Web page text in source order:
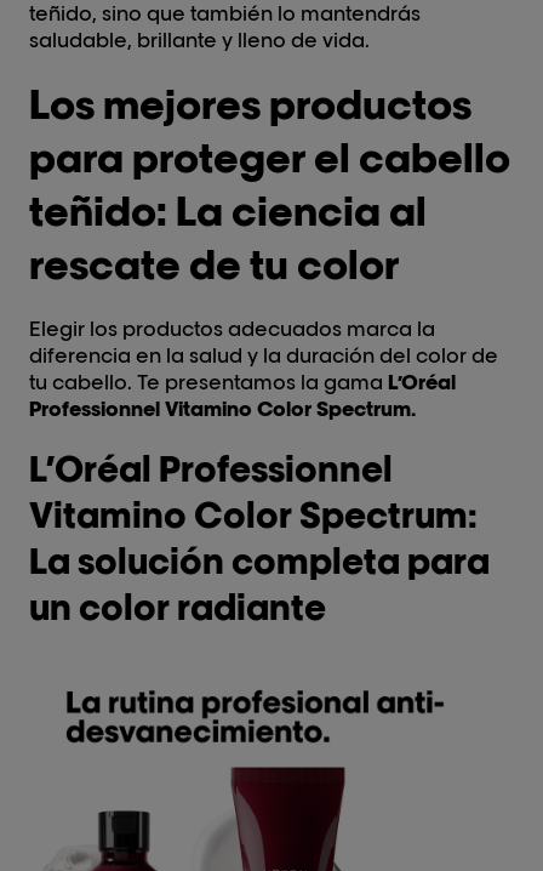
teñido, sino que también lo mantendrás
saludable, brillante y lleno de vida.
Los mejores productos
para proteger el cabello
teñido: La ciencia al
rescate de tu color
Elegir los productos adecuados marca la
diferencia en la salud y la duración del color de
tu cabello. Te presentamos la gama L’Oréal
Professionnel Vitamino Color Spectrum.
L’Oréal Professionnel
Vitamino Color Spectrum:
La solución completa para
un color radiante